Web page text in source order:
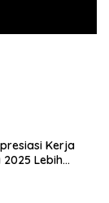
Kerja
Lebih